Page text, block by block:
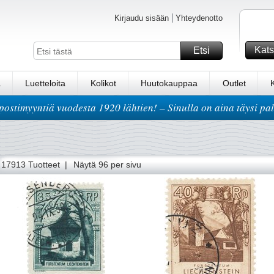
Kirjaudu sisään Yhteydenotto
Etsi
Luetteloita Kolikot Huutokauppaa Outlet
vuodesta 1920 lähtien! – Sinulla on aina täysi
Tuotteet | Näytä 96 per sivu
434 435 436 437 438 439 440